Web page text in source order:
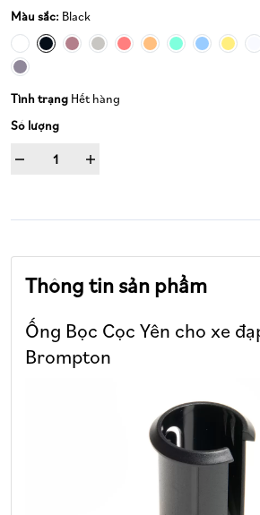
Màu sắc: Black
Tình trạng Hết hàng
Số lượng
Thông tin sản phẩm
Ống Bọc Cọc Yên cho xe
Brompton